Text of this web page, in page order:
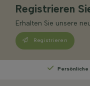
Registrieren
Erhalten Sie unsere
Registrieren
von unseren